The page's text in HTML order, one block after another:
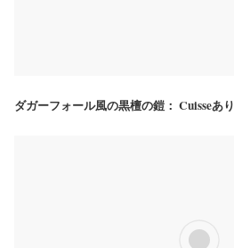
ダガーフォール風の黒檀の鎧： Cuisseあり